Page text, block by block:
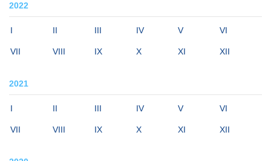
2022
I II III IV V VI
VII VIII IX X XI XII
2021
I II III IV V VI
VII VIII IX X XI XII